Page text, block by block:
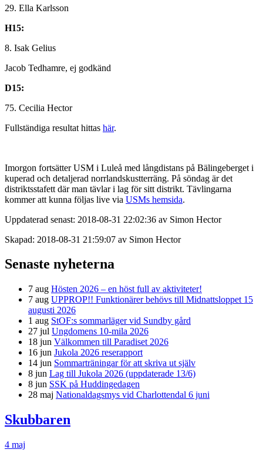
29. Ella Karlsson
H15:
8. Isak Gelius
Jacob Tedhamre, ej godkänd
D15:
75. Cecilia Hector
Fullständiga resultat hittas här.
Imorgon fortsätter USM i Luleå med långdistans på Bälingeberget i
kuperad och detaljerad norrlandskustterräng. På söndag är det
distriktsstafett där man tävlar i lag för sitt distrikt. Tävlingarna
kommer att kunna följas live via USMs hemsida.
Uppdaterad senast: 2018-08-31 22:02:36 av Simon Hector
Skapad: 2018-08-31 21:59:07 av Simon Hector
Senaste nyheterna
7 aug Hösten 2026 – en höst full av aktiviteter!
7 aug UPPROP!! Funktionärer behövs till Midnattsloppet 15
augusti 2026
1 aug StOF:s sommarläger vid Sundby gård
27 jul Ungdomens 10-mila 2026
18 jun Välkommen till Paradiset 2026
16 jun Jukola 2026 reserapport
14 jun Sommarträningar för att skriva ut själv
8 jun Lag till Jukola 2026 (uppdaterade 13/6)
8 jun SSK på Huddingedagen
28 maj Nationaldagsmys vid Charlottendal 6 juni
Skubbaren
4 maj